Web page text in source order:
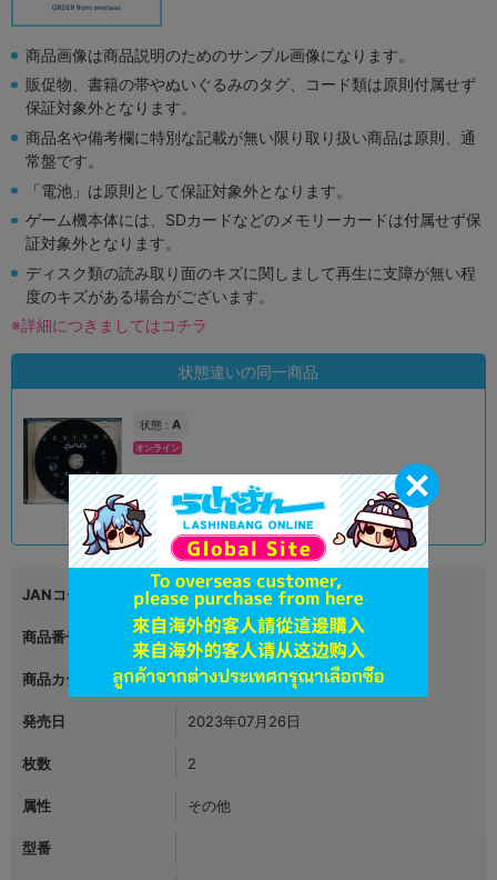
商品画像は商品説明のためのサンプル画像になります。
販促物、書籍の帯やぬいぐるみのタグ、コード類は原則付属せず
保証対象外となります。
商品名や備考欄に特別な記載が無い限り取り扱い商品は原則、通
常盤です。
「電池」は原則として保証対象外となります。
ゲーム機本体には、SDカードなどのメモリーカードは付属せず保
証対象外となります。
ディスク類の読み取り面のキズに関しまして再生に支障が無い程
度のキズがある場合がございます。
※詳細につきましてはコチラ
状態違いの同一商品
状態 : A
オンライン
品切状態 1,990円 税込
JANコード
商品番号 L06317916
商品カテゴリ 映像・音楽
発売日 2023年07月26日
枚数 2
属性 その他
型番